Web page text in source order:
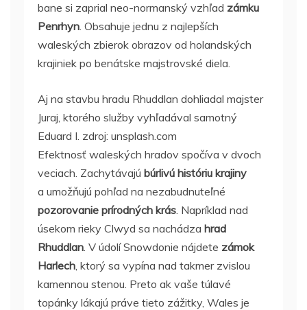
bane si zaprial neo-normanský vzhľad zámku
Penrhyn. Obsahuje jednu z najlepších
waleských zbierok obrazov od holandských
krajiniek po benátske majstrovské diela.
Aj na stavbu hradu Rhuddlan dohliadal majster
Juraj, ktorého služby vyhľadával samotný
Eduard I. zdroj: unsplash.com
Efektnosť waleských hradov spočíva v dvoch
veciach. Zachytávajú búrlivú históriu krajiny
a umožňujú pohľad na nezabudnuteľné
pozorovanie prírodných krás. Napríklad nad
úsekom rieky Clwyd sa nachádza hrad
Rhuddlan. V údolí Snowdonie nájdete zámok
Harlech, ktorý sa vypína nad takmer zvislou
kamennou stenou. Preto ak vaše túlavé
topánky lákajú práve tieto zážitky, Wales je